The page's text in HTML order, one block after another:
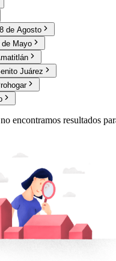
de Agosto
Mayo
Juárez
encontramos resultados